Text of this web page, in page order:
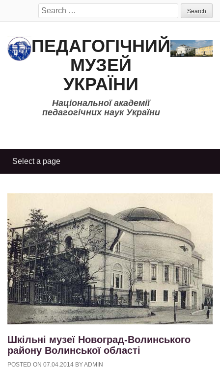
Search
for:
ПЕДАГОГІЧНИЙ
МУЗЕЙ
УКРАЇНИ
Національної академії
педагогічних наук України
Шкільні музеї Новоград-Волинського
району Волинської області
POSTED ON 07.04.2014 BYADMIN